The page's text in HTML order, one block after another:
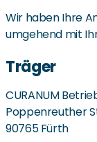
Wir haben Ihre
umgehend mit
Träger
CURANUM
Poppenreuther
90765 Fürth